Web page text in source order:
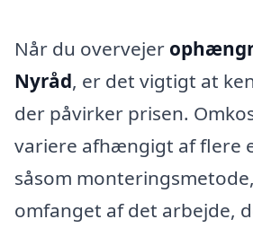
Når du overvejer
Nyråd, er det vigtigt at
der påvirker prisen.
variere afhængigt af flere
såsom
omfanget af det arbejde,